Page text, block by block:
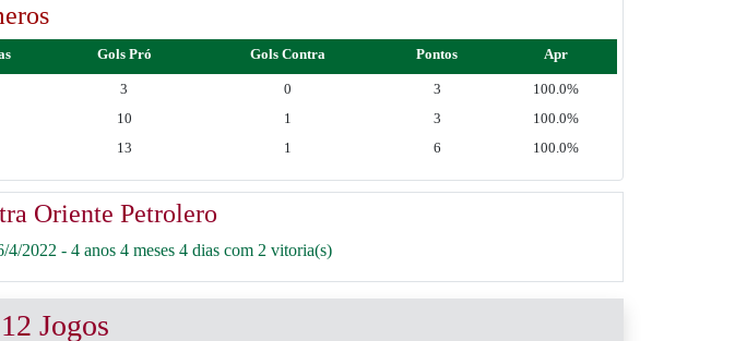
Gols Pró Gols Contra Pontos Apr
3 0 3
100.0%
10 1 3
100.0%
13 1 6 100.0%
Oriente Petrolero
2022 - 4 anos 4 meses 4 dias com 2 vitoria(s)
Jogos